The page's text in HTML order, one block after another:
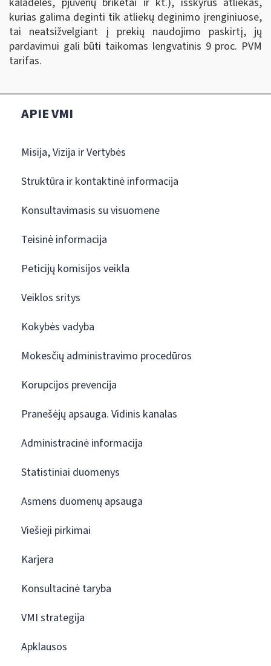
kurias galima deginti tik atliekų deginimo įrenginiuose,
tai neatsižvelgiant į prekių naudojimo paskirtį, jų
pardavimui gali būti taikomas lengvatinis 9 proc. PVM
tarifas.
APIE VMI
Misija, Vizija ir Vertybės
Struktūra ir kontaktinė informacija
Konsultavimasis su visuomene
Teisinė informacija
Peticijų komisijos veikla
Veiklos sritys
Kokybės vadyba
Mokesčių administravimo procedūros
Korupcijos prevencija
Pranešėjų apsauga. Vidinis kanalas
Administracinė informacija
Statistiniai duomenys
Asmens duomenų apsauga
Viešieji pirkimai
Karjera
Konsultacinė taryba
VMI strategija
Apklausos